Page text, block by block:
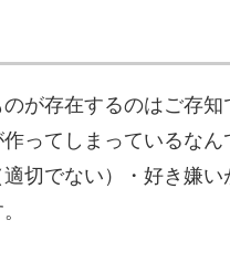
が存在するのはご存
ってしまっているな
切でない）・好き嫌